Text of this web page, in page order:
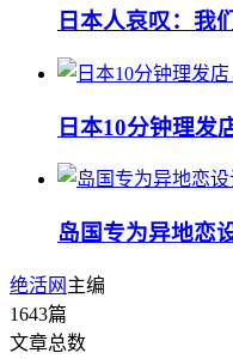
日本人哀叹：我
日本10分钟理发
岛国专为异地恋
绝活网 主编
1643篇
文章总数